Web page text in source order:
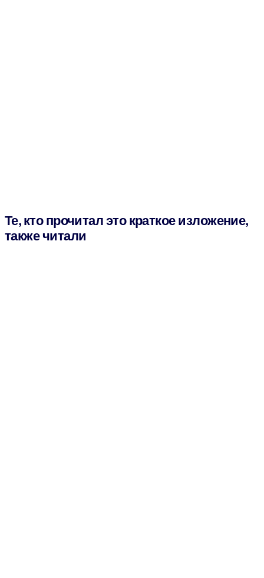
Те, кто прочитал это краткое изложение,
также читали